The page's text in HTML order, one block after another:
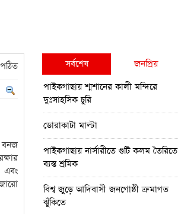
বনজ
এবং
সর্বশেষ
জনপ্রিয়
পাইকগাছায় শ্মশানের কালী মন্দিরে
দুঃসাহসিক চুরি
ডোরাকাটা মাল্টা
পাইকগাছায় নার্সারীতে গুটি কলম তৈরিতে
ব্যস্ত শ্রমিক
বিশ্ব জুড়ে আদিবাসী জনগোষ্ঠী ক্রমাগত
ঝুঁকিতে